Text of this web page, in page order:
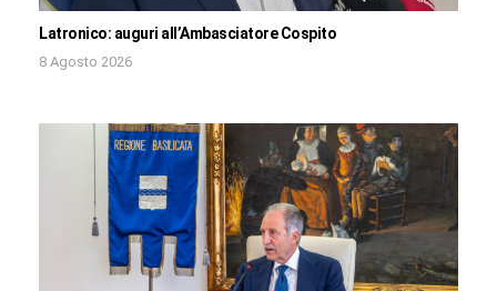
Latronico: auguri all’Ambasciatore Cospito
8 Agosto 2026